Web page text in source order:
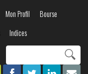
Mon Profil
Bourse
Indices
recherche